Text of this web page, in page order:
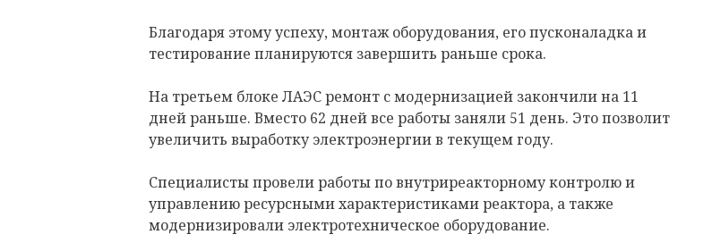
Благодаря этому успеху, монтаж оборудования, его пусконаладка и
тестирование планируются завершить раньше срока.
На третьем блоке ЛАЭС ремонт с модернизацией закончили на 11
дней раньше. Вместо 62 дней все работы заняли 51 день. Это позволит
увеличить выработку электроэнергии в текущем году.
Специалисты провели работы по внутриреакторному контролю и
управлению ресурсными характеристиками реактора, а также
модернизировали электротехническое оборудование.